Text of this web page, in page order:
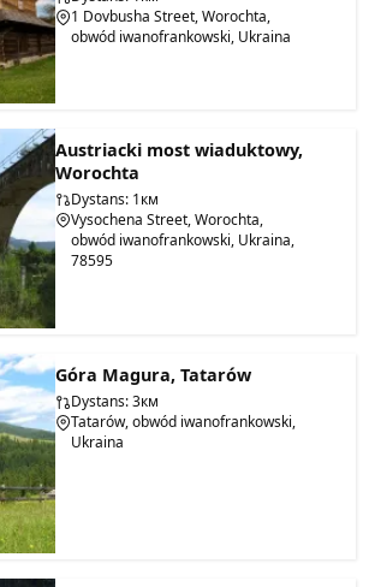
1 Dovbusha Street, Worochta,
obwód iwanofrankowski, Ukraina
Austriacki most wiaduktowy,
Worochta
Dystans: 1км
Vysochena Street, Worochta,
obwód iwanofrankowski, Ukraina,
78595
Góra Magura, Tatarów
Dystans: 3км
Tatarów, obwód iwanofrankowski,
Ukraina